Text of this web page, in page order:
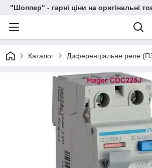
"Шоппер" - гарні ціни на оригінальні
Каталог Диференціальне реле